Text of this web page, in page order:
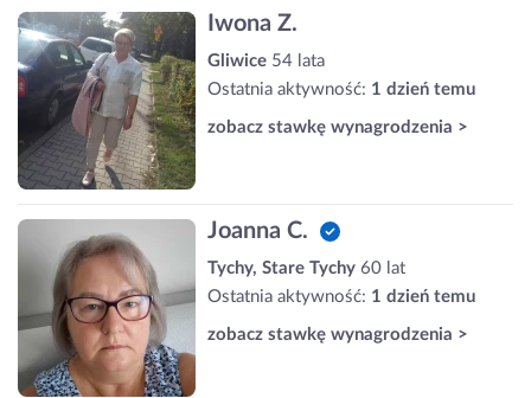
Iwona Z.
Gliwice 54 lata
Ostatnia aktywność: 1 dzień temu
zobacz stawkę wynagrodzenia >
Joanna C.
Tychy, Stare Tychy 60 lat
Ostatnia aktywność: 1 dzień temu
zobacz stawkę wynagrodzenia >